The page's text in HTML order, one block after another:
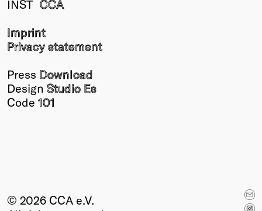
INST CCA
Imprint
Privacy statement
Press Download
Design Studio Es
Code 101
© 2026 CCA e.V.